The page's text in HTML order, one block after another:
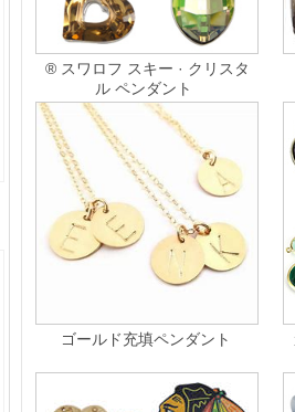
® スワロフ スキー · クリスタ
ル ペンダント
ゴールド充填ペンダント